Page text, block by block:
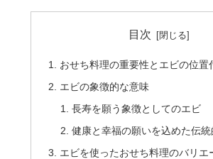
目次
おせち料理の重要性とエビの位置
エビの象徴的な意味
長寿を願う象徴としてのエビ
健康と幸福の願いを込めた伝
エビを使ったおせち料理のバリエ